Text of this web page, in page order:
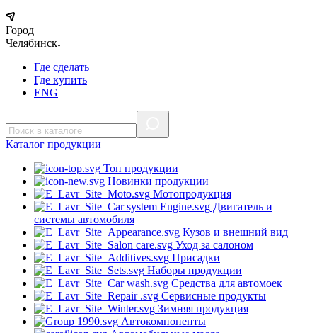
Город
Челябинск
Где сделать
Где купить
ENG
Каталог продукции
Топ продукции
Новинки продукции
Мотопродукция
Двигатель и
системы автомобиля
Кузов и внешний вид
Уход за салоном
Присадки
Наборы продукции
Средства для автомоек
Сервисные продукты
Зимняя продукция
Автокомпоненты